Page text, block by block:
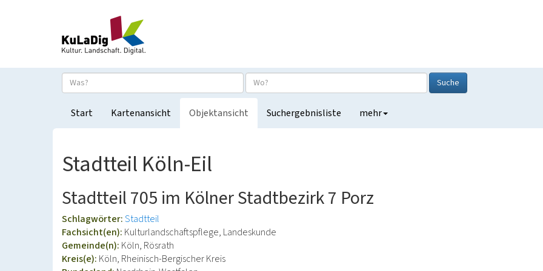
Suche
Start Kartenansicht Objektansicht Suchergebnisliste mehr
Stadtteil Köln-Eil
Stadtteil 705 im Kölner Stadtbezirk 7 Porz
Schlagwörter:Stadtteil
Fachsicht(en): Kulturlandschaftspflege, Landeskunde
Gemeinde(n): Köln, Rösrath
Kreis(e): Köln, Rheinisch-Bergischer Kreis